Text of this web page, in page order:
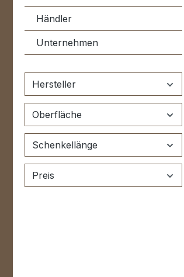
Händler
Unternehmen
Hersteller
Oberfläche
Schenkellänge
Preis